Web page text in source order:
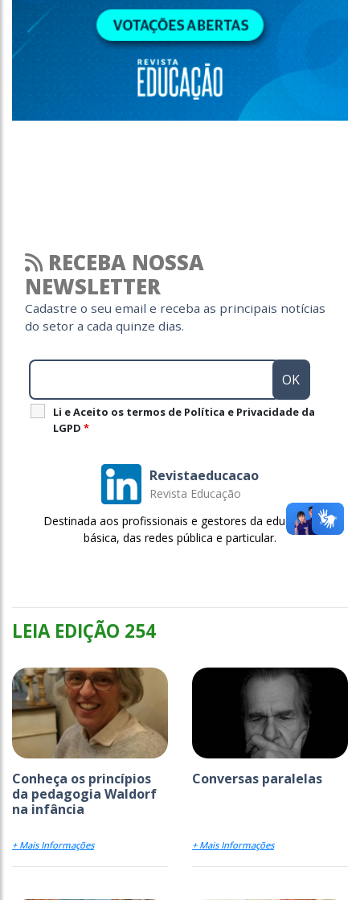
RECEBA NOSSA
NEWSLETTER
Cadastre o seu email e receba as principais notícias
do setor a cada quinze dias.
Li e Aceito os termos de Política e Privacidade da
LGPD *
Revistaeducacao
Revista Educação
Destinada aos profissionais e gestores da educação
básica, das redes pública e particular.
LEIA EDIÇÃO 254
Conheça os princípios
da pedagogia Waldorf
na infância
+ Mais Informações
Conversas paralelas
+ Mais Informações